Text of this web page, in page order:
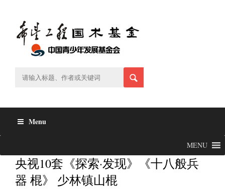
content
Menu
MENU
央视10套《探索·发现》《十八般兵
器 棍》 少林镇山棍